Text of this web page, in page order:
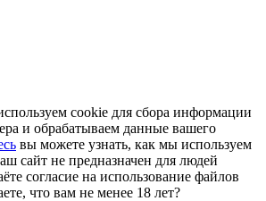
cookie для сбора информации
и обрабатываем данные вашего
вы можете узнать, как мы используем
сайт не предназначен для людей
согласие на использование файлов
что вам не менее 18 лет?